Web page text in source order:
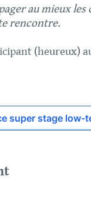
au mieux les
rencontre.
(heureux)
super stage low-